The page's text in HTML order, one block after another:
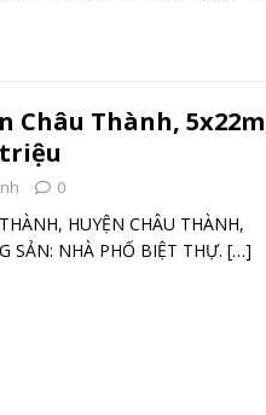
Châu Thành,
0
HUYỆN CHÂU THÀNH,
SẢN: NHÀ PHỐ BIỆT THỰ. […]